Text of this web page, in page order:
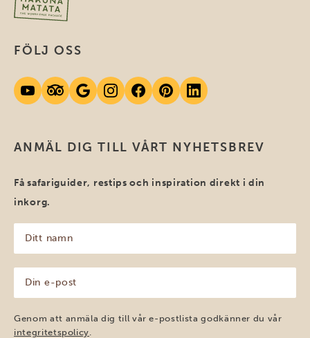
ANMÄL DIG TILL VÅRT NYHETSBREV
Få safariguider, restips och inspiration direkt i din
inkorg.
namn
(Obligatoriskt)
post
(Obligatoriskt)
Genom att anmäla dig till vår e-postlista godkänner du vår
integritetspolicy
FÖLJ OSS